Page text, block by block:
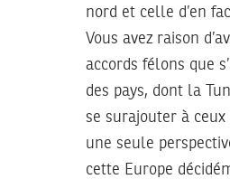
nord et celle d’en
Vous avez raison
accords félons que
des pays, dont la
se surajouter à
une seule
cette Europe